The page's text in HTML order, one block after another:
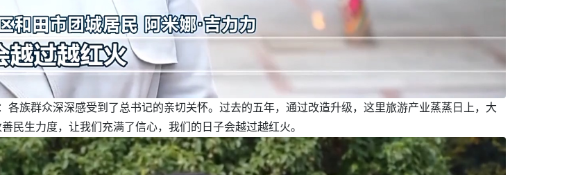
各族群众深深感受到了总书记的亲切关怀。过去的五年，通过改造升级，这里旅游产业蒸蒸日上，大
民生力度，让我们充满了信心，我们的日子会越过越红火。